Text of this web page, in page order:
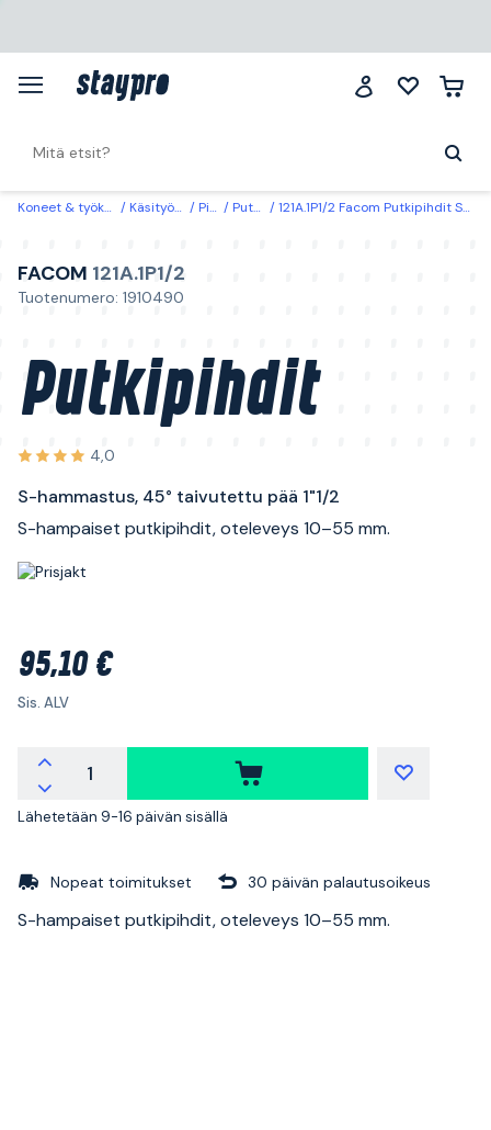
Koneet & työkalut Käsityökalut Pihdit Putkipihdit 121A.1P1/2 Facom Putkipihdit S-hammastus, 45° taivutettu pää 1"1/2
FACOM 121A.1P1/2
Tuotenumero: 1910490
Putkipihdit
4,0
S-hammastus, 45° taivutettu pää 1"1/2
S-hampaiset putkipihdit, oteleveys 10–55 mm.
95,10 €
Sis. ALV
Lähetetään 9-16 päivän sisällä
Nopeat toimitukset 30 päivän palautusoikeus
S-hampaiset putkipihdit, oteleveys 10–55 mm.